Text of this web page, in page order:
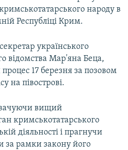
народу в
Республіці Крим.
українського
відомства Мар'яна Беца,
17 березня за позовом
на півострові.
вищий
кримськотатарського
діяльності і прагнучи
за рамки закону його